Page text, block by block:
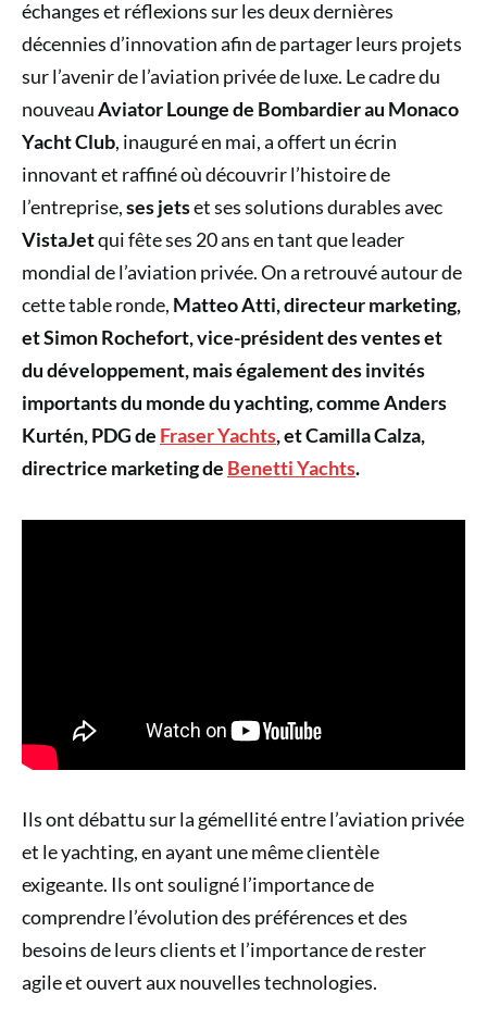
échanges et réflexions sur les deux dernières
décennies d’innovation afin de partager leurs projets
sur l’avenir de l’aviation privée de luxe. Le cadre du
nouveauAviator Lounge de Bombardier au Monaco
Yacht Club, inauguré en mai, a offert un écrin
innovant et raffiné où découvrir l’histoire de
l’entreprise,ses jetset ses solutions durables avec
VistaJetqui fête ses 20 ans en tant que leader
mondial de l’aviation privée. On a retrouvé autour de
cette table ronde, Matteo Atti, directeur marketing,
et Simon Rochefort, vice-président des ventes et
du développement, mais également des invités
importants du monde du yachting, comme Anders
Kurtén, PDG de Fraser Yachts, et Camilla Calza,
directrice marketing de Benetti Yachts.
Ils ont débattu sur la gémellité entre l’aviation privée
et le yachting, en ayant une même clientèle
exigeante. Ils ont souligné l’importance de
comprendre l’évolution des préférences et des
besoins de leurs clients et l’importance de rester
agile et ouvert aux nouvelles technologies.